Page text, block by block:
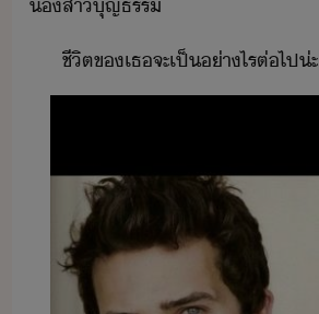
ชีิต​ข​เธ​จะ​เป็​่าไร​ต่ไป​่ะ